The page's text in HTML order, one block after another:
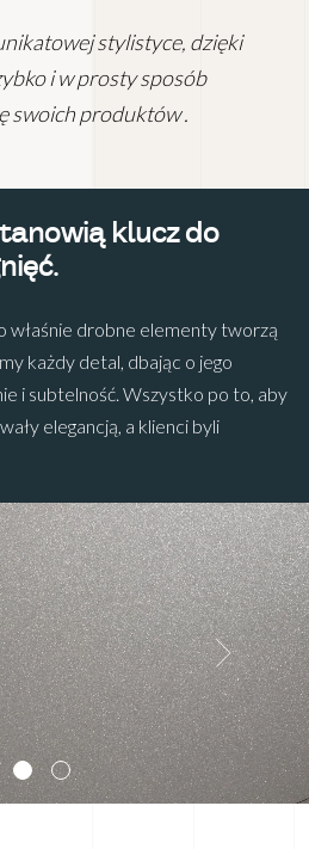
stylistyce, dzięki
i w prosty sposób
swoich produktów .
klucz do
właśnie drobne elementy tworzą
każdy detal, dbając o jego
i subtelność. Wszystko po to, aby
elegancją, a klienci byli